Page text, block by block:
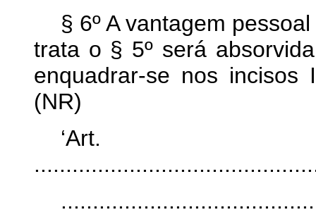
§ 6º A vantagem
trata o § 5º será
enquadrar-se nos
(NR)